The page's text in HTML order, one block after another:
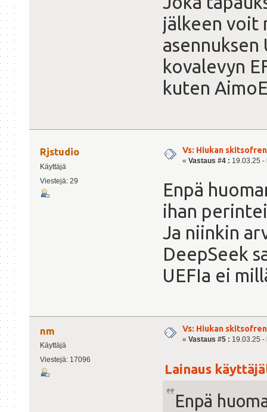
jälkeen voit
asennuksen
kovalevyn
kuten
Rjstudio
Käyttäjä
Viestejä: 29
Vs: Hiukan
« Vastaus #4 : 19.03.25 -
Enpä
ihan
Ja niinkin
DeepSeek
UEFIa ei
nm
Käyttäjä
Viestejä: 17096
Vs: Hiukan
« Vastaus #5 : 19.03.25 -
Lainaus
Enpä